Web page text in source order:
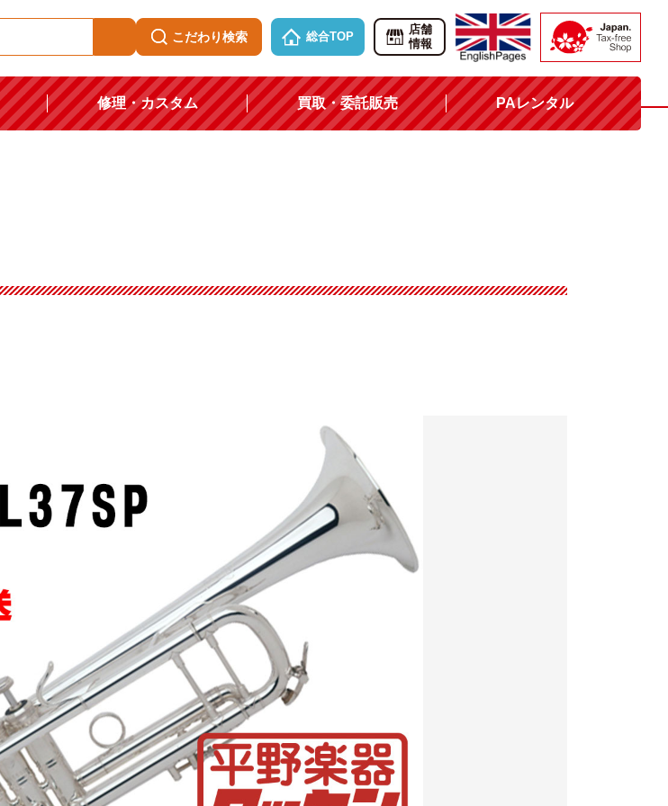
こだわり検索 総合TOP
店舗
情報
修理・カスタム 買取・委託販売 PAレンタル